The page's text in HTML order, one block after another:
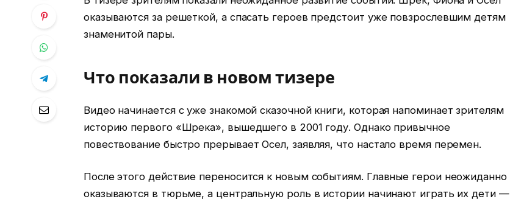
оказываются за решеткой, а спасать героев предстоит уже повзрослевшим детям
знаменитой пары.
Что показали в новом тизере
Видео начинается с уже знакомой сказочной книги, которая напоминает зрителям
историю первого «Шрека», вышедшего в 2001 году. Однако привычное
повествование быстро прерывает Осел, заявляя, что настало время перемен.
После этого действие переносится к новым событиям. Главные герои неожиданно
оказываются в тюрьме, а центральную роль в истории начинают играть их дети —